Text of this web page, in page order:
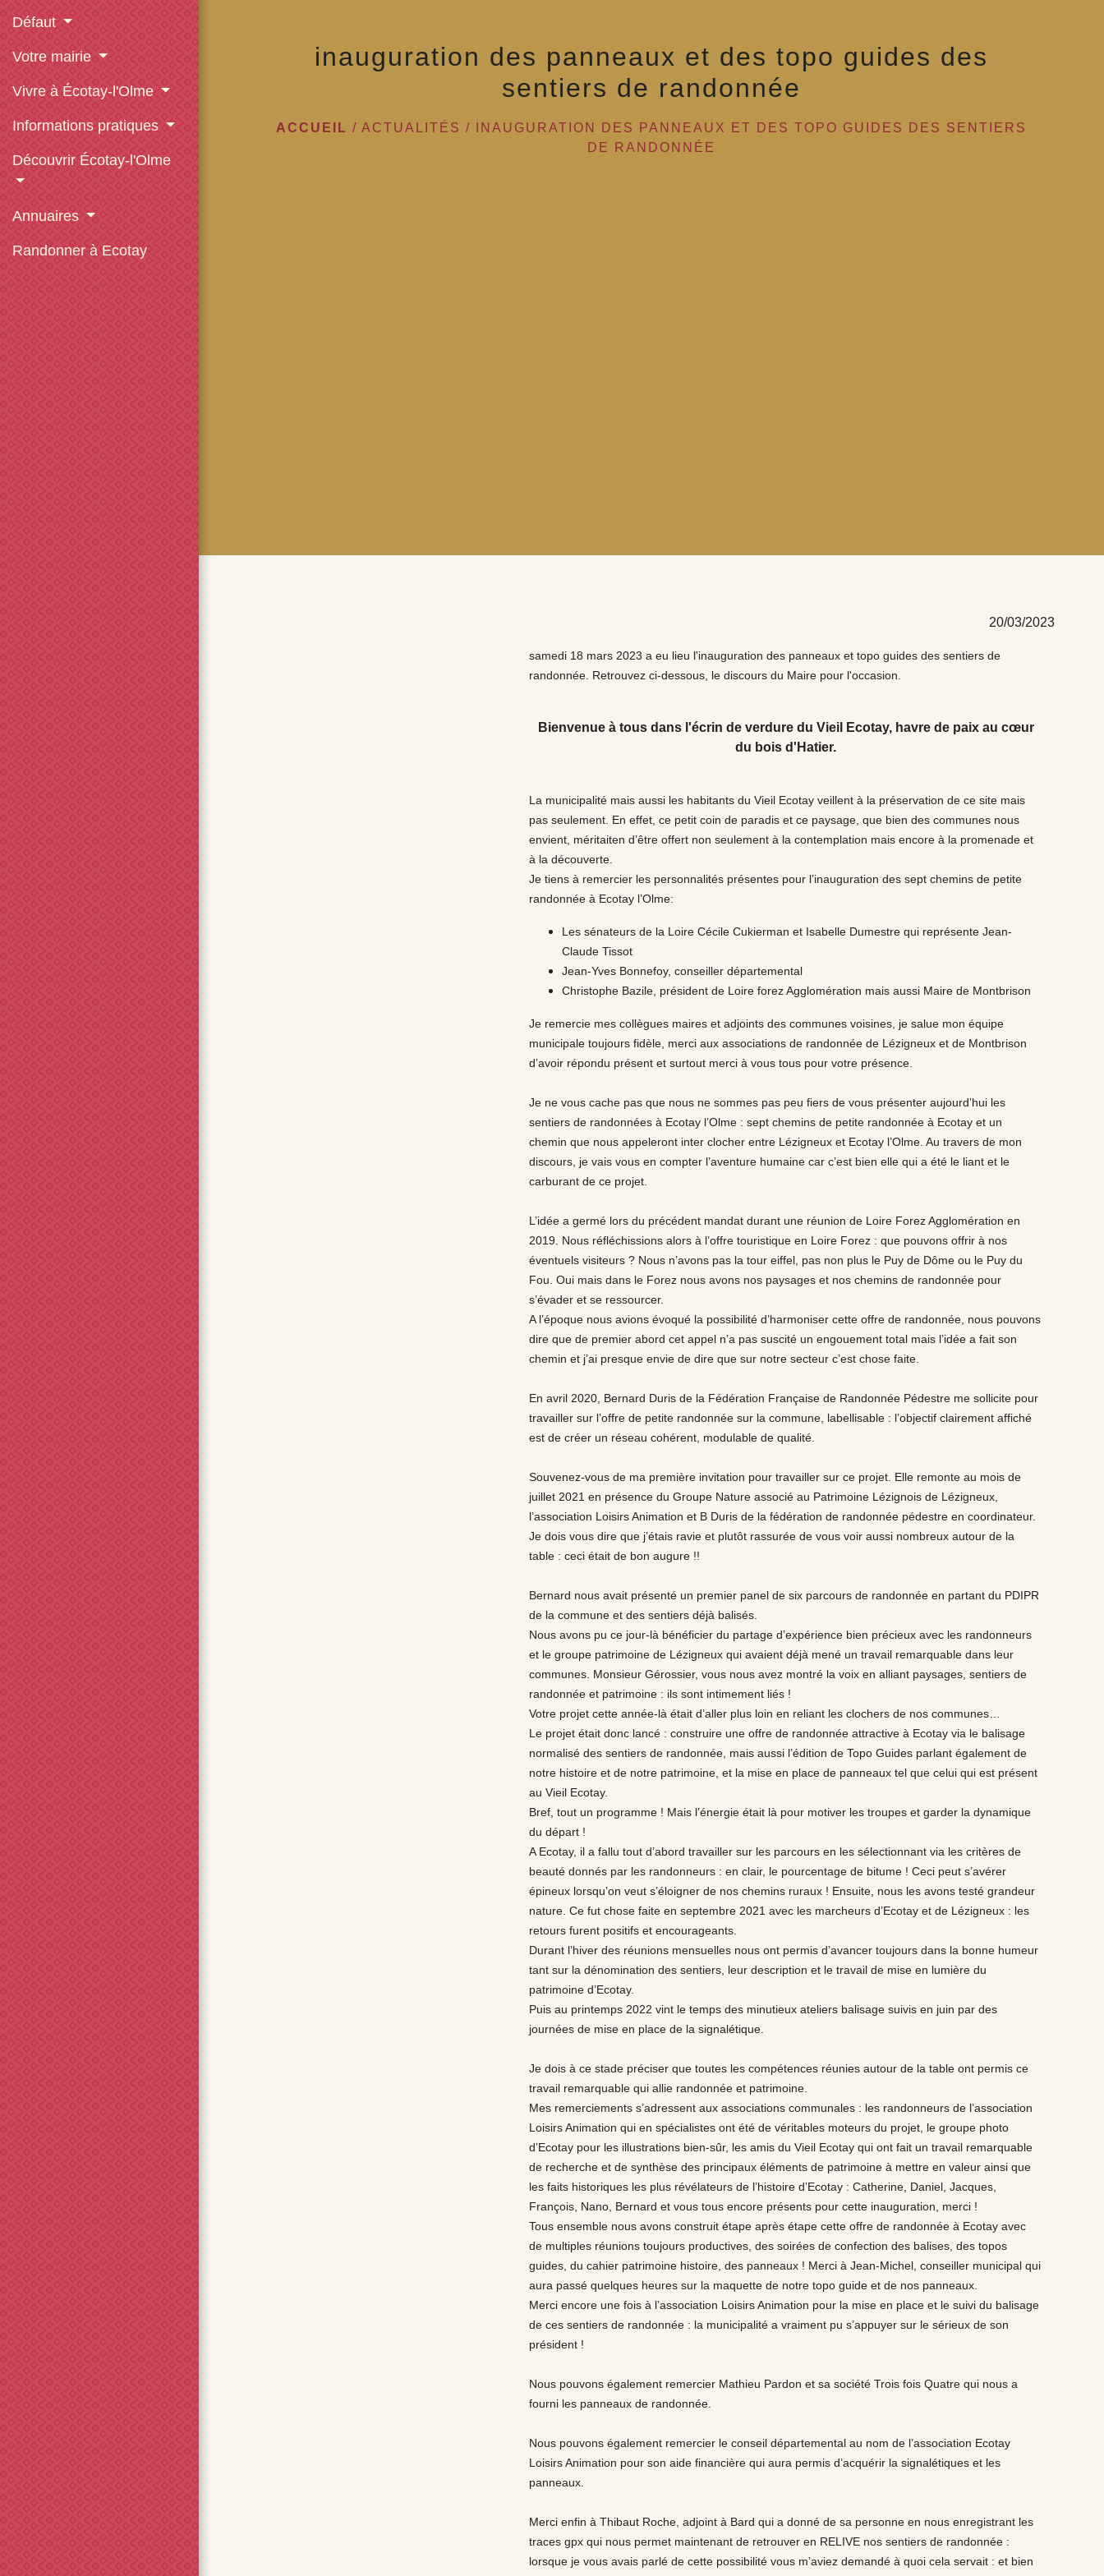
Défaut
Votre mairie
Vivre à Écotay-l'Olme
Informations pratiques
Découvrir Écotay-l'Olme
Annuaires
Randonner à Ecotay
inauguration des panneaux et des topo guides des
sentiers de randonnée
ACCUEIL / ACTUALITÉS /
INAUGURATION DES PANNEAUX ET DES TOPO GUIDES DES SENTIERS
DE RANDONNÉE
20/03/2023
samedi 18 mars 2023 a eu lieu l'inauguration des panneaux et topo guides des sentiers de
randonnée. Retrouvez ci-dessous, le discours du Maire pour l'occasion.
Bienvenue à tous dans l'écrin de verdure du Vieil Ecotay, havre de paix au cœur
du bois d'Hatier.
La municipalité mais aussi les habitants du Vieil Ecotay veillent à la préservation de ce site mais
pas seulement. En effet, ce petit coin de paradis et ce paysage, que bien des communes nous
envient, méritaiten d’être offert non seulement à la contemplation mais encore à la promenade et
à la découverte.
Je tiens à remercier les personnalités présentes pour l’inauguration des sept chemins de petite
randonnée à Ecotay l’Olme:
Les sénateurs de la Loire Cécile Cukierman et Isabelle Dumestre qui représente Jean-
Claude Tissot
Jean-Yves Bonnefoy, conseiller départemental
Christophe Bazile, président de Loire forez Agglomération mais aussi Maire de Montbrison
Je remercie mes collègues maires et adjoints des communes voisines, je salue mon équipe
municipale toujours fidèle, merci aux associations de randonnée de Lézigneux et de Montbrison
d’avoir répondu présent et surtout merci à vous tous pour votre présence.
Je ne vous cache pas que nous ne sommes pas peu fiers de vous présenter aujourd’hui les
sentiers de randonnées à Ecotay l’Olme : sept chemins de petite randonnée à Ecotay et un
chemin que nous appeleront inter clocher entre Lézigneux et Ecotay l’Olme. Au travers de mon
discours, je vais vous en compter l’aventure humaine car c’est bien elle qui a été le liant et le
carburant de ce projet.
L’idée a germé lors du précédent mandat durant une réunion de Loire Forez Agglomération en
2019. Nous réfléchissions alors à l’offre touristique en Loire Forez : que pouvons offrir à nos
éventuels visiteurs ? Nous n’avons pas la tour eiffel, pas non plus le Puy de Dôme ou le Puy du
Fou. Oui mais dans le Forez nous avons nos paysages et nos chemins de randonnée pour
s’évader et se ressourcer.
A l’époque nous avions évoqué la possibilité d’harmoniser cette offre de randonnée, nous pouvons
dire que de premier abord cet appel n’a pas suscité un engouement total mais l’idée a fait son
chemin et j’ai presque envie de dire que sur notre secteur c’est chose faite.
En avril 2020, Bernard Duris de la Fédération Française de Randonnée Pédestre me sollicite pour
travailler sur l’offre de petite randonnée sur la commune, labellisable : l’objectif clairement affiché
est de créer un réseau cohérent, modulable de qualité.
Souvenez-vous de ma première invitation pour travailler sur ce projet. Elle remonte au mois de
juillet 2021 en présence du Groupe Nature associé au Patrimoine Lézignois de Lézigneux,
l’association Loisirs Animation et B Duris de la fédération de randonnée pédestre en coordinateur.
Je dois vous dire que j’étais ravie et plutôt rassurée de vous voir aussi nombreux autour de la
table : ceci était de bon augure !!
Bernard nous avait présenté un premier panel de six parcours de randonnée en partant du PDIPR
de la commune et des sentiers déjà balisés.
Nous avons pu ce jour-là bénéficier du partage d’expérience bien précieux avec les randonneurs
et le groupe patrimoine de Lézigneux qui avaient déjà mené un travail remarquable dans leur
communes. Monsieur Gérossier, vous nous avez montré la voix en alliant paysages, sentiers de
randonnée et patrimoine : ils sont intimement liés !
Votre projet cette année-là était d’aller plus loin en reliant les clochers de nos communes…
Le projet était donc lancé : construire une offre de randonnée attractive à Ecotay via le balisage
normalisé des sentiers de randonnée, mais aussi l’édition de Topo Guides parlant également de
notre histoire et de notre patrimoine, et la mise en place de panneaux tel que celui qui est présent
au Vieil Ecotay.
Bref, tout un programme ! Mais l’énergie était là pour motiver les troupes et garder la dynamique
du départ !
A Ecotay, il a fallu tout d’abord travailler sur les parcours en les sélectionnant via les critères de
beauté donnés par les randonneurs : en clair, le pourcentage de bitume ! Ceci peut s’avérer
épineux lorsqu’on veut s’éloigner de nos chemins ruraux ! Ensuite, nous les avons testé grandeur
nature. Ce fut chose faite en septembre 2021 avec les marcheurs d’Ecotay et de Lézigneux : les
retours furent positifs et encourageants.
Durant l’hiver des réunions mensuelles nous ont permis d’avancer toujours dans la bonne humeur
tant sur la dénomination des sentiers, leur description et le travail de mise en lumière du
patrimoine d’Ecotay.
Puis au printemps 2022 vint le temps des minutieux ateliers balisage suivis en juin par des
journées de mise en place de la signalétique.
Je dois à ce stade préciser que toutes les compétences réunies autour de la table ont permis ce
travail remarquable qui allie randonnée et patrimoine.
Mes remerciements s’adressent aux associations communales : les randonneurs de l’association
Loisirs Animation qui en spécialistes ont été de véritables moteurs du projet, le groupe photo
d’Ecotay pour les illustrations bien-sûr, les amis du Vieil Ecotay qui ont fait un travail remarquable
de recherche et de synthèse des principaux éléments de patrimoine à mettre en valeur ainsi que
les faits historiques les plus révélateurs de l’histoire d’Ecotay : Catherine, Daniel, Jacques,
François, Nano, Bernard et vous tous encore présents pour cette inauguration, merci !
Tous ensemble nous avons construit étape après étape cette offre de randonnée à Ecotay avec
de multiples réunions toujours productives, des soirées de confection des balises, des topos
guides, du cahier patrimoine histoire, des panneaux ! Merci à Jean-Michel, conseiller municipal qui
aura passé quelques heures sur la maquette de notre topo guide et de nos panneaux.
Merci encore une fois à l’association Loisirs Animation pour la mise en place et le suivi du balisage
de ces sentiers de randonnée : la municipalité a vraiment pu s’appuyer sur le sérieux de son
président !
Nous pouvons également remercier Mathieu Pardon et sa société Trois fois Quatre qui nous a
fourni les panneaux de randonnée.
Nous pouvons également remercier le conseil départemental au nom de l’association Ecotay
Loisirs Animation pour son aide financière qui aura permis d’acquérir la signalétiques et les
panneaux.
Merci enfin à Thibaut Roche, adjoint à Bard qui a donné de sa personne en nous enregistrant les
traces gpx qui nous permet maintenant de retrouver en RELIVE nos sentiers de randonnée :
lorsque je vous avais parlé de cette possibilité vous m’aviez demandé à quoi cela servait : et bien